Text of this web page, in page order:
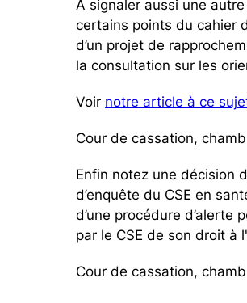
A signaler aussi une
certains points du cahier
d’un projet de
la consultation sur les
Voir notre article à ce
Cour de cassation,
Enfin notez une décision
d’enquête du CSE en
d’une procédure d’alerte
par le CSE de son droit à
Cour de cassation,